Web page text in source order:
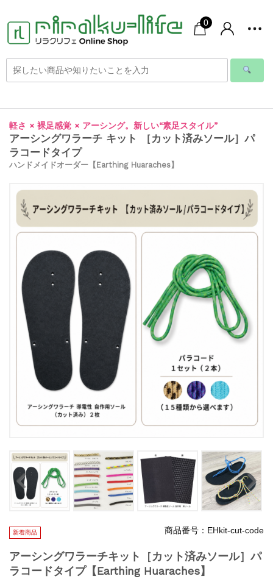
0
軽さ × 裸足感覚 × アーシング。新しい“素足スタイル”
アーシングワラーチ キット ［カット済みソール］パ
ラコードタイプ
ハンドメイドオーダー【Earthing Huaraches】
新着商品 商品番号：EHkit-cut-code
アーシングワラーチキット［カット済みソール］パ
ラコードタイプ【Earthing Huaraches】